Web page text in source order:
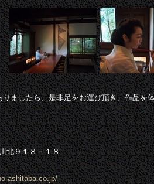
りましたら、是非足をお運び頂き、作品を
北９１８－１８
ashitaba.co.jp/